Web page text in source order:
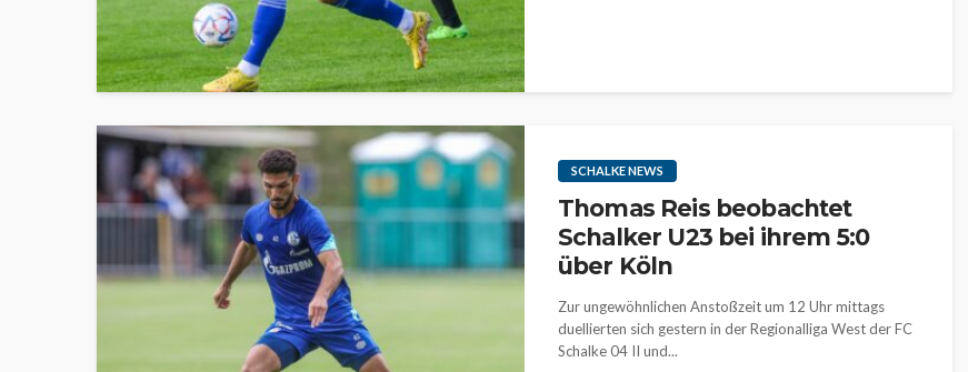
SCHALKE NEWS
Thomas Reis beobachtet
Schalker U23 bei ihrem 5:0
über Köln
Zur ungewöhnlichen Anstoßzeit um 12 Uhr mittags
duellierten sich gestern in der Regionalliga West der FC
Schalke 04 II und...